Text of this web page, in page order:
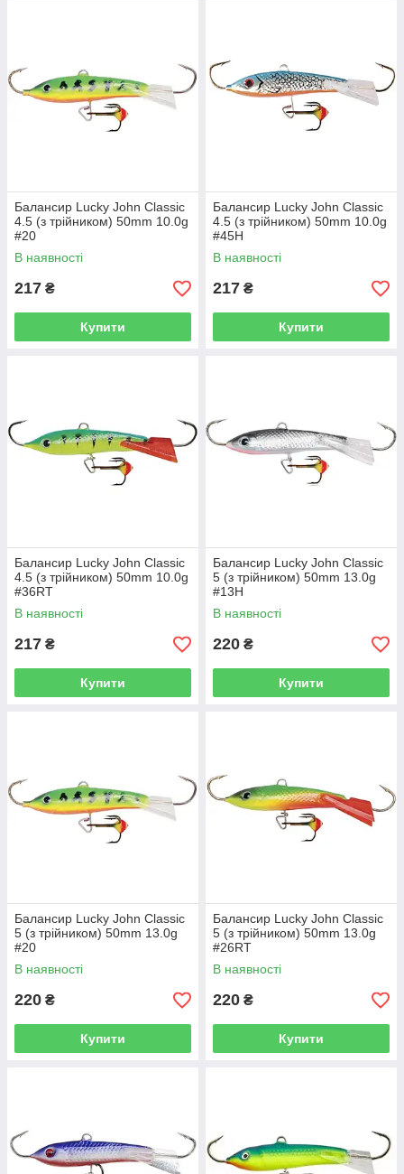
Балансир Lucky John Classic
4.5 (з трійником) 50mm 10.0g
#20
В наявності
217 ₴
Купити
Балансир Lucky John Classic
4.5 (з трійником) 50mm 10.0g
#45H
В наявності
217 ₴
Купити
Балансир Lucky John Classic
4.5 (з трійником) 50mm 10.0g
#36RT
В наявності
217 ₴
Купити
Балансир Lucky John Classic
5 (з трійником) 50mm 13.0g
#13H
В наявності
220 ₴
Купити
Балансир Lucky John Classic
5 (з трійником) 50mm 13.0g
#20
В наявності
220 ₴
Купити
Балансир Lucky John Classic
5 (з трійником) 50mm 13.0g
#26RT
В наявності
220 ₴
Купити